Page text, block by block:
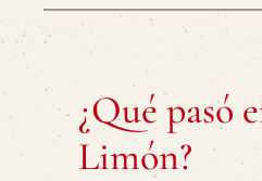
¿Qué pasó
Limón?